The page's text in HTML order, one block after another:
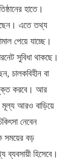
হাতে।
এতে তথ্য
পেয়ে যাচ্ছে।
সুবিধা থাকছে।
চালকবিহীন বা
যুক্ত করবে। আর
মূল্য আরও বাড়িয়ে
নেবেন
সময়ের বড়
ব্যবসায়ী হিসেবে।